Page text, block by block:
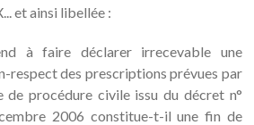
et ainsi libellée :
à faire déclarer irrecevable une
respect des prescriptions prévues par
procédure civile issu du décret n°
2006 constitue-t-il une fin de